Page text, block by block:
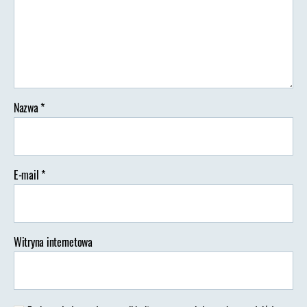
Nazwa*
E-mail*
Witryna internetowa